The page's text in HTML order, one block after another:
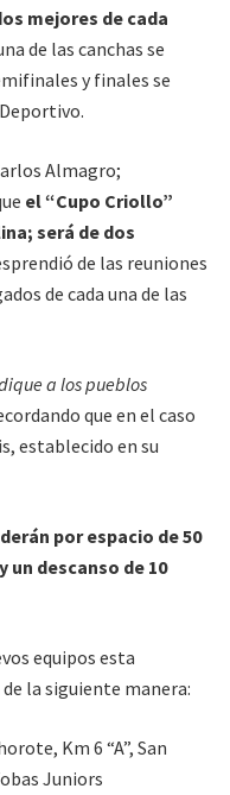
mejores de cada
de las canchas se
y finales se
Almagro;
el “Cupo Criollo”
será de dos
de las reuniones
de cada una de las
a los pueblos
que en el caso
establecido en su
por espacio de 50
un descanso de 10
equipos esta
la siguiente manera:
Km 6 “A”, San
Juniors